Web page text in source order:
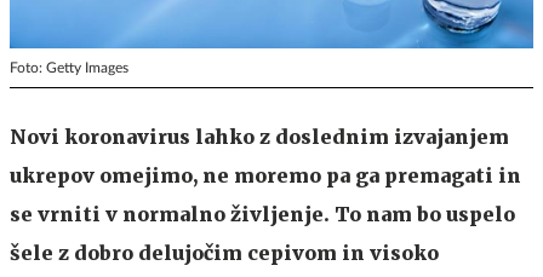
Foto: Getty Images
Novi koronavirus lahko z doslednim izvajanjem
ukrepov omejimo, ne moremo pa ga premagati in
se vrniti v normalno življenje. To nam bo uspelo
šele z dobro delujočim cepivom in visoko